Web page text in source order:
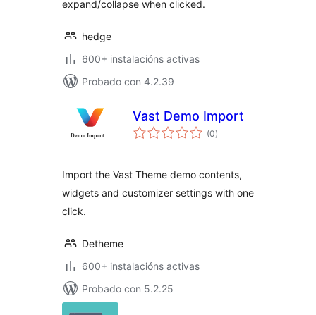
expand/collapse when clicked.
hedge
600+ instalacións activas
Probado con 4.2.39
Vast Demo Import
(0valoracións
totais
)
Import the Vast Theme demo contents,
widgets and customizer settings with one
click.
Detheme
600+ instalacións activas
Probado con 5.2.25